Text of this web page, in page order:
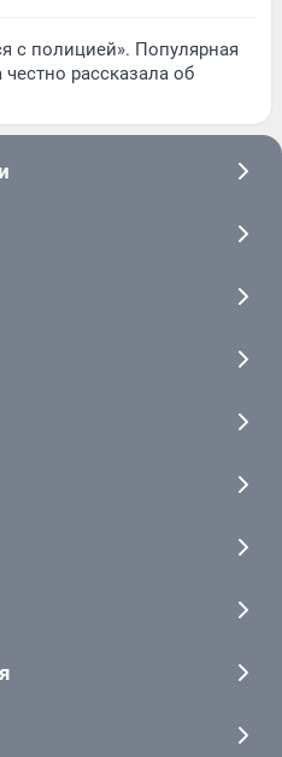
с полицией». Популярная
рассказала об